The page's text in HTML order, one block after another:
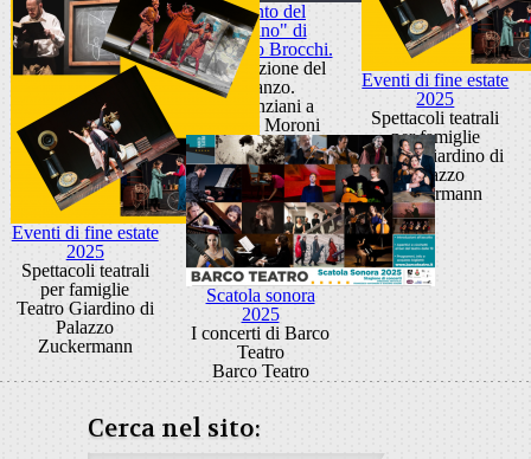
"Il canto del
germano" di
Francesco Brocchi.
Presentazione del
romanzo.
Sala Anziani a
Palazzo Moroni
Eventi di fine estate
2025
Spettacoli teatrali
per famiglie
Teatro Giardino di
Palazzo
Zuckermann
Eventi di fine estate
2025
Spettacoli teatrali
per famiglie
Teatro Giardino di
Palazzo
Zuckermann
Scatola sonora
2025
I concerti di Barco
Teatro
Barco Teatro
Cerca nel sito: